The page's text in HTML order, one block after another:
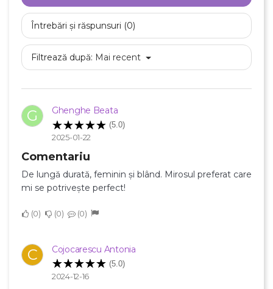
Întrebări și răspunsuri (0)
Filtrează după: Mai recent
G Ghenghe Beata
(5.0)
2025-01-22
Comentariu
De lungă durată, feminin și blând. Mirosul preferat care
mi se potrivește perfect!
0 0 0
C Cojocarescu Antonia
(5.0)
2024-12-16